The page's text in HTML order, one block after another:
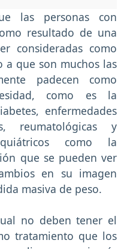
las personas con
resultado de una
consideradas como
a que son muchos las
padecen como
como es la
enfermedades
reumatológicas y
como la
que se pueden ver
en su imagen
masiva de peso.
no deben tener el
tratamiento que los